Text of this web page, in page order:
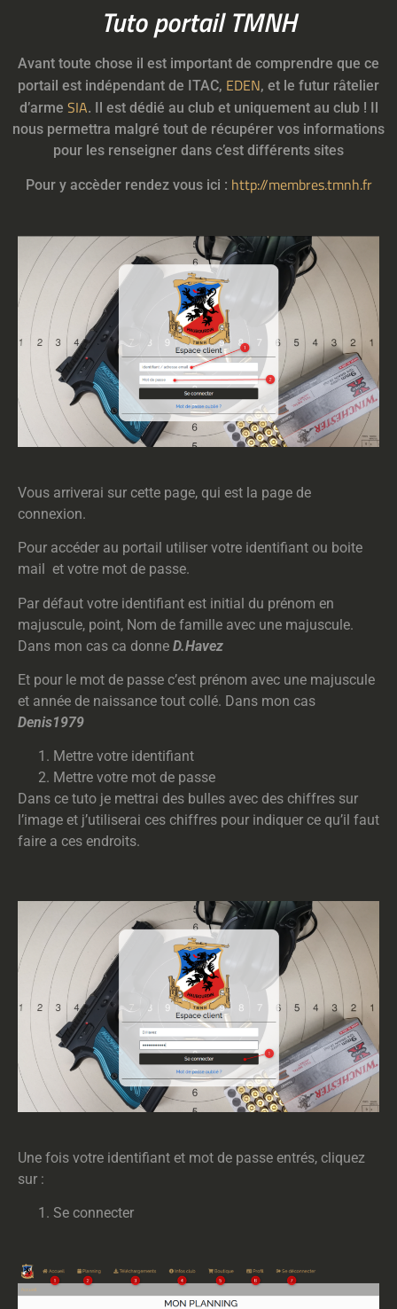
Tuto portail TMNH
Avant toute chose il est important de comprendre que ce
portail est indépendant de ITAC, EDEN, et le futur râtelier
d’arme SIA. Il est dédié au club et uniquement au club ! Il
nous permettra malgré tout de récupérer vos informations
pour les renseigner dans c’est différents sites
Pour y accèder rendez vous ici : http://membres.tmnh.fr
Vous arriverai sur cette page, qui est la page de
connexion.
Pour accéder au portail utiliser votre identifiant ou boite
mail et votre mot de passe.
Par défaut votre identifiant est initial du prénom en
majuscule, point, Nom de famille avec une majuscule.
Dans mon cas ca donne D.Havez
Et pour le mot de passe c’est prénom avec une majuscule
et année de naissance tout collé. Dans mon cas
Denis1979
Mettre votre identifiant
Mettre votre mot de passe
Dans ce tuto je mettrai des bulles avec des chiffres sur
l’image et j’utiliserai ces chiffres pour indiquer ce qu’il faut
faire a ces endroits.
Une fois votre identifiant et mot de passe entrés, cliquez
sur :
Se connecter